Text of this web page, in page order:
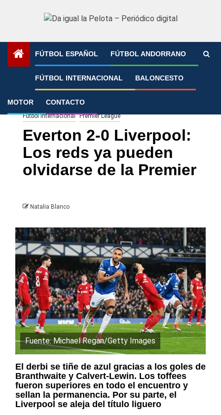
FÚTBOL ESPAÑOL FÚTBOL ANDORRANO
FÚTBOL INTERNACIONAL BALONCESTO
MOTOR CONTACTO
»
Fútbol Internacional Premier League
Everton 2-0 Liverpool:
Los reds ya pueden
olvidarse de la Premier
Natalia Blanco
Fuente: Michael Regan/Getty Images
El derbi se tiñe de azul gracias a los goles de
Branthwaite y Calvert-Lewin. Los toffees
fueron superiores en todo el encuentro y
sellan la permanencia. Por su parte, el
Liverpool se aleja del título liguero